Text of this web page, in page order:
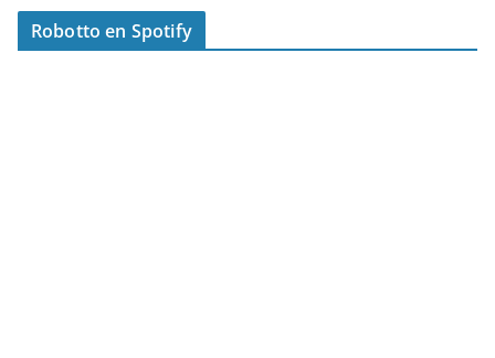
Robotto en Spotify